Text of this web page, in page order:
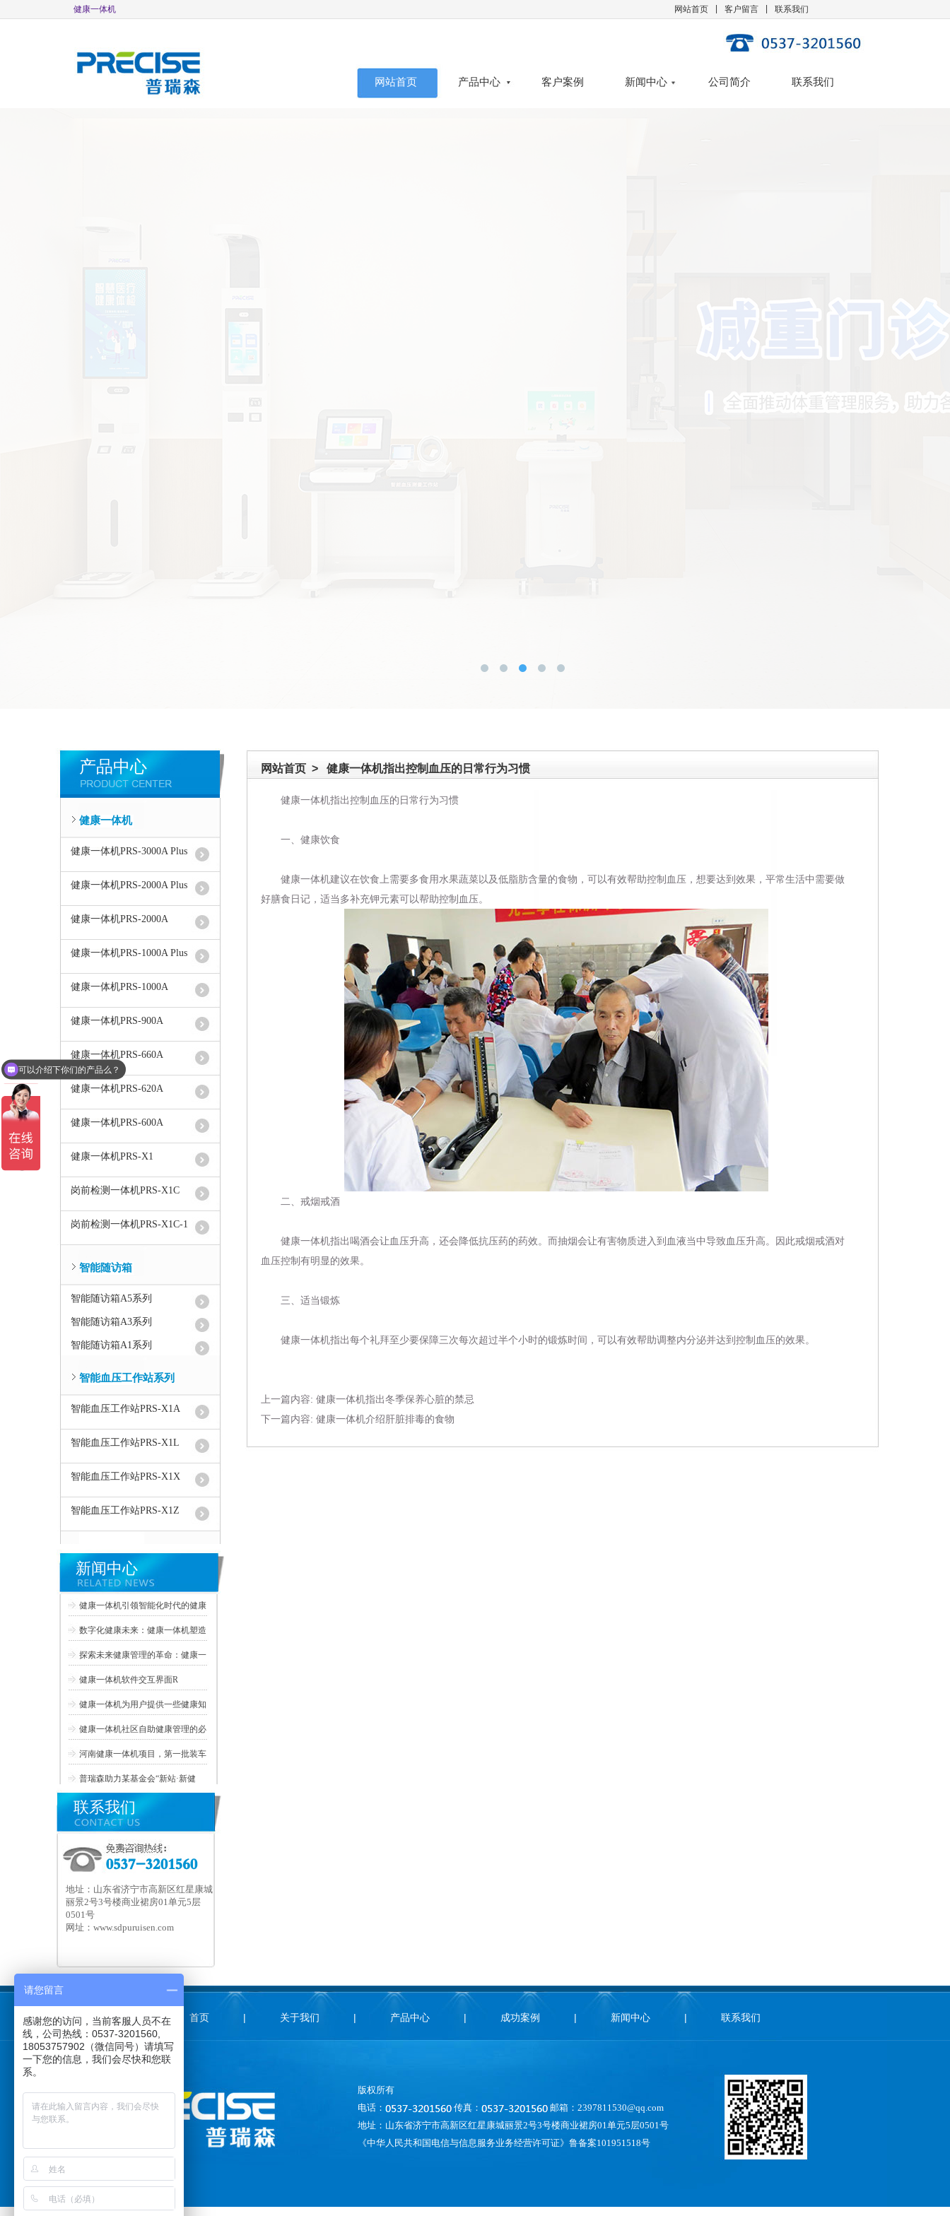
健康一体机 网站首页 客户留言 联系我们
网站首页 产品中心 客户案例 新闻中心 公司简介 联系我们
产品中心
健康一体机
健康一体机PRS-3000A Plus
健康一体机PRS-2000A Plus
健康一体机PRS-2000A
健康一体机PRS-1000A Plus
健康一体机PRS-1000A
健康一体机PRS-900A
健康一体机PRS-660A
健康一体机PRS-620A
健康一体机PRS-600A
健康一体机PRS-X1
岗前检测一体机PRS-X1C
岗前检测一体机PRS-X1C-1
智能随访箱
智能随访箱A5系列
智能随访箱A3系列
智能随访箱A1系列
智能血压工作站系列
智能血压工作站PRS-X1A
智能血压工作站PRS-X1L
智能血压工作站PRS-X1X
智能血压工作站PRS-X1Z
新闻中心
健康一体机引领智能化时代的健康
数字化健康未来：健康一体机塑造
探索未来健康管理的革命：健康一
健康一体机软件交互界面R
健康一体机为用户提供一些健康知
健康一体机社区自助健康管理的必
河南健康一体机项目，第一批装车
普瑞森助力某基金会“新站·新健
联系我们
地址：山东省济宁市高新区红星康城
丽景2号3号楼商业裙房01单元5层
0501号
网址：www.sdpuruisen.com
网站首页 > 健康一体机指出控制血压的日常行为习惯
健康一体机指出控制血压的日常行为习惯
一、健康饮食
健康一体机建议在饮食上需要多食用水果蔬菜以及低脂肪含量的食物，可以有效帮助控制血压，想要达到效果，平常生活中需要做
好膳食日记，适当多补充钾元素可以帮助控制血压。
二、戒烟戒酒
健康一体机指出喝酒会让血压升高，还会降低抗压药的药效。而抽烟会让有害物质进入到血液当中导致血压升高。因此戒烟戒酒对
血压控制有明显的效果。
三、适当锻炼
健康一体机指出每个礼拜至少要保障三次每次超过半个小时的锻炼时间，可以有效帮助调整内分泌并达到控制血压的效果。
上一篇内容: 健康一体机指出冬季保养心脏的禁忌
下一篇内容: 健康一体机介绍肝脏排毒的食物
首页 | 关于我们 | 产品中心 | 成功案例 | 新闻中心 | 联系我们
版权所有
电话：
传真：
邮箱：2397811530@qq.com
地址：山东省济宁市高新区红星康城丽景2号3号楼商业裙房01单元5层0501号
《中华人民共和国电信与信息服务业务经营许可证》鲁备案101951518号
可以介绍下你们的产品么？
你们是怎么收费的呢？
请您留言
感谢您的访问，当前客服人员不在
线，公司热线：0537-3201560,
18053757902（微信同号）请填写
一下您的信息，我们会尽快和您联
系。